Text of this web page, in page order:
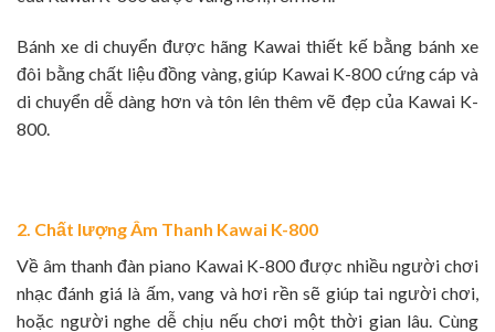
Bánh xe di chuyển được hãng Kawai thiết kế bằng bánh xe
đôi bằng chất liệu đồng vàng, giúp Kawai K-800 cứng cáp và
di chuyển dễ dàng hơn và tôn lên thêm vẽ đẹp của Kawai K-
800.
2. Chất lượng Âm Thanh Kawai K-800
Về âm thanh đàn piano Kawai K-800 được nhiều người chơi
nhạc đánh giá là ấm, vang và hơi rền sẽ giúp tai người chơi,
hoặc người nghe dễ chịu nếu chơi một thời gian lâu. Cùng